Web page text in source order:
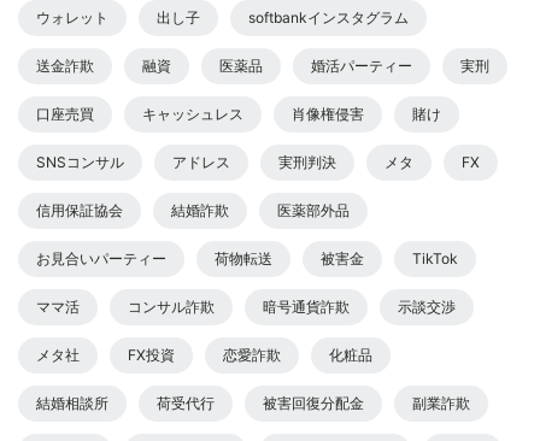
ウォレット 出し子 softbankインスタグラム
送金詐欺 融資 医薬品 婚活パーティー 実刑
口座売買 キャッシュレス 肖像権侵害 賭け
SNSコンサル アドレス 実刑判決 メタ FX
信用保証協会 結婚詐欺 医薬部外品
お見合いパーティー 荷物転送 被害金 TikTok
ママ活 コンサル詐欺 暗号通貨詐欺 示談交渉
メタ社 FX投資 恋愛詐欺 化粧品
結婚相談所 荷受代行 被害回復分配金 副業詐欺